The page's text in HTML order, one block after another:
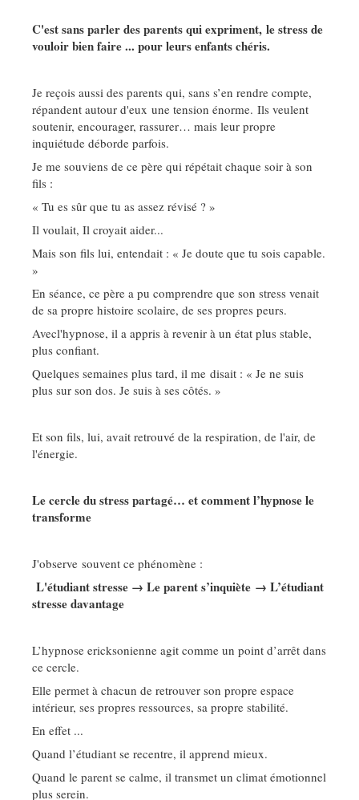
C'est sans parler des parents qui expriment, le stress de
vouloir bien faire ... pour leurs enfants chéris.
Je reçois aussi des parents qui, sans s’en rendre compte,
répandent autour d'eux une tension énorme. Ils veulent
soutenir, encourager, rassurer… mais leur propre
inquiétude déborde parfois.
Je me souviens de ce père qui répétait chaque soir à son
fils :
« Tu es sûr que tu as assez révisé ? »
Il voulait, Il croyait aider...
Mais son fils lui, entendait : « Je doute que tu sois capable.
»
En séance, ce père a pu comprendre que son stress venait
de sa propre histoire scolaire, de ses propres peurs.
Avecl'hypnose, il a appris à revenir à un état plus stable,
plus confiant.
Quelques semaines plus tard, il me disait : « Je ne suis
plus sur son dos. Je suis à ses côtés. »
Et son fils, lui, avait retrouvé de la respiration, de l'air, de
l'énergie.
Le cercle du stress partagé… et comment l’hypnose le
transforme
J'observe souvent ce phénomène :
L'étudiant stresse → Le parent s’inquiète → L’étudiant
stresse davantage
L’hypnose ericksonienne agit comme un point d’arrêt dans
ce cercle.
Elle permet à chacun de retrouver son propre espace
intérieur, ses propres ressources, sa propre stabilité.
En effet ...
Quand l’étudiant se recentre, il apprend mieux.
Quand le parent se calme, il transmet un climat émotionnel
plus serein.